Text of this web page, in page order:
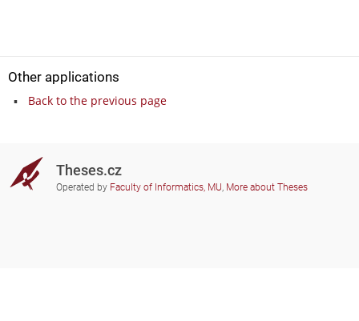
Other applications
Back to the previous page
Theses.cz
Operated by Faculty of Informatics, MU, More about Theses